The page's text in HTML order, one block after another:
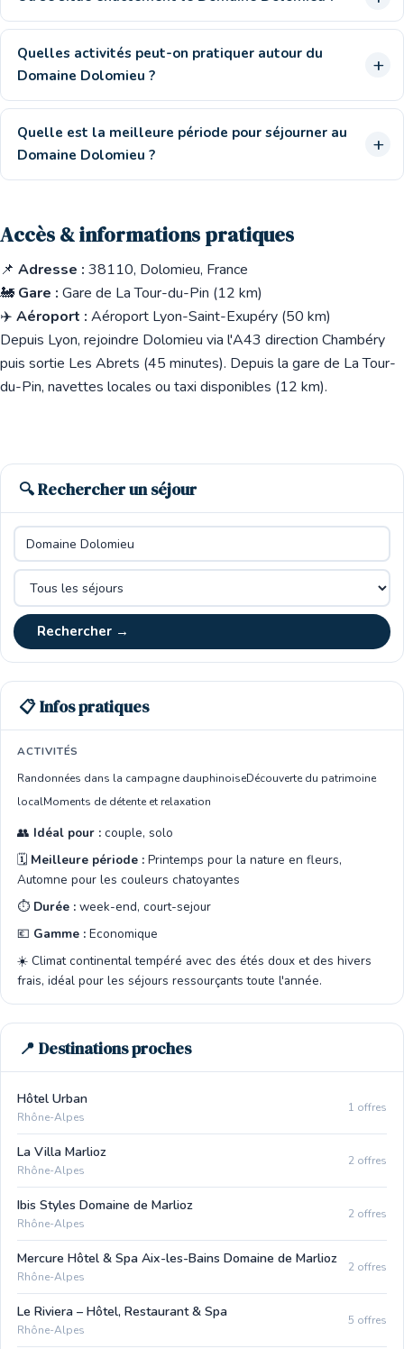
Quelles activités peut-on pratiquer autour du
Domaine Dolomieu ?
Quelle est la meilleure période pour séjourner au
Domaine Dolomieu ?
Accès & informations pratiques
📌 Adresse : 38110, Dolomieu, France
🚂 Gare : Gare de La Tour-du-Pin (12 km)
✈️ Aéroport : Aéroport Lyon-Saint-Exupéry (50 km)
Depuis Lyon, rejoindre Dolomieu via l'A43 direction Chambéry
puis sortie Les Abrets (45 minutes). Depuis la gare de La Tour-
du-Pin, navettes locales ou taxi disponibles (12 km).
🔍 Rechercher un séjour
Rechercher →
📋 Infos pratiques
ACTIVITÉS
Randonnées dans la campagne dauphinoiseDécouverte du patrimoine
localMoments de détente et relaxation
👥 Idéal pour : couple, solo
🗓️ Meilleure période : Printemps pour la nature en fleurs,
Automne pour les couleurs chatoyantes
⏱️ Durée : week-end, court-sejour
💶 Gamme : Economique
☀️ Climat continental tempéré avec des étés doux et des hivers
frais, idéal pour les séjours ressourçants toute l'année.
📍 Destinations proches
Hôtel Urban
Rhône-Alpes
1 offres
La Villa Marlioz
Rhône-Alpes
2 offres
Ibis Styles Domaine de Marlioz
Rhône-Alpes
2 offres
Mercure Hôtel & Spa Aix-les-Bains Domaine de Marlioz
Rhône-Alpes
2 offres
Le Riviera – Hôtel, Restaurant & Spa
Rhône-Alpes
5 offres